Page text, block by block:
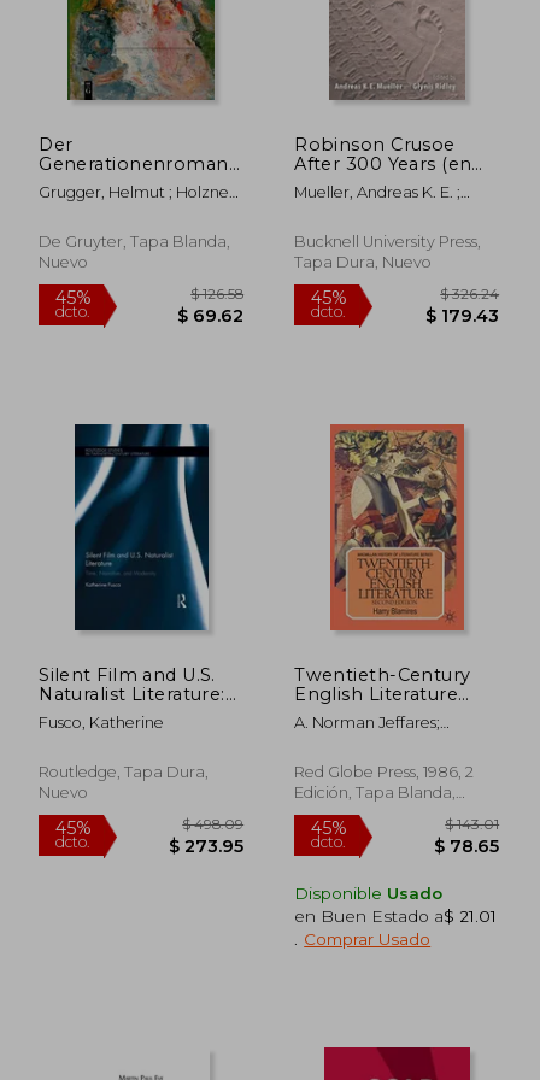
45%
dcto.
$ 48.59 45%
dcto.
Der
Generationenroman
(en Alemán)
Grugger, Helmut ; Holzner,
De Gruyter, Tapa Blanda,
Nuevo
Robinson Crusoe
After 300 Years (en
Inglés)
Mueller, Andreas K. E. ;
Laura Schafer
Bucknell University Press,
Tapa Dura, Nuevo
Silent Film and U.S.
Naturalist Literature:
Time, Narrative, and
Modernity (en Inglés)
Fusco, Katherine
Routledge, Tapa Dura,
Nuevo
Twentieth-Century
English Literature
(Macmillan History of
Literature) (en Inglés)
A. Norman Jeffares;
Red Globe Press, 1986, 2
Edición, Tapa Blanda,
Nuevo
Disponible Usado
en Buen Estado a$ 21.01
Comprar Usado